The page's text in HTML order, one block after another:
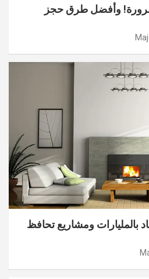
وأفضل طرق حجز
بالمليارات ومشاريع تحافظ